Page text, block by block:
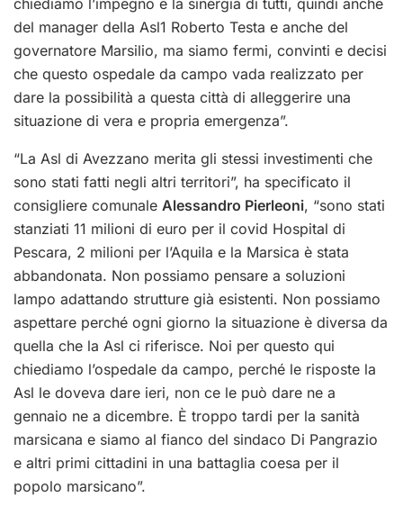
chiediamo l’impegno e la sinergia di tutti, quindi anche
del manager della Asl1 Roberto Testa e anche del
governatore Marsilio, ma siamo fermi, convinti e decisi
che questo ospedale da campo vada realizzato per
dare la possibilità a questa città di alleggerire una
situazione di vera e propria emergenza”.
“La Asl di Avezzano merita gli stessi investimenti che
sono stati fatti negli altri territori”, ha specificato il
consigliere comunale Alessandro Pierleoni, “sono stati
stanziati 11 milioni di euro per il covid Hospital di
Pescara, 2 milioni per l’Aquila e la Marsica è stata
abbandonata. Non possiamo pensare a soluzioni
lampo adattando strutture già esistenti. Non possiamo
aspettare perché ogni giorno la situazione è diversa da
quella che la Asl ci riferisce. Noi per questo qui
chiediamo l’ospedale da campo, perché le risposte la
Asl le doveva dare ieri, non ce le può dare ne a
gennaio ne a dicembre. È troppo tardi per la sanità
marsicana e siamo al fianco del sindaco Di Pangrazio
e altri primi cittadini in una battaglia coesa per il
popolo marsicano”.